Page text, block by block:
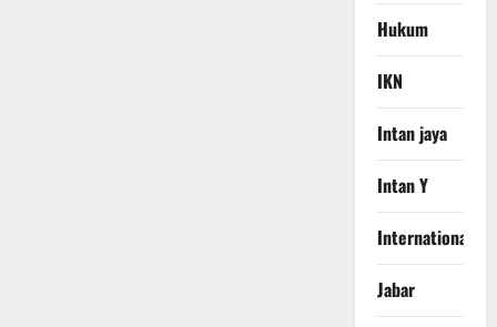
Hukum
IKN
Intan jaya
Intan Y
International
Jabar